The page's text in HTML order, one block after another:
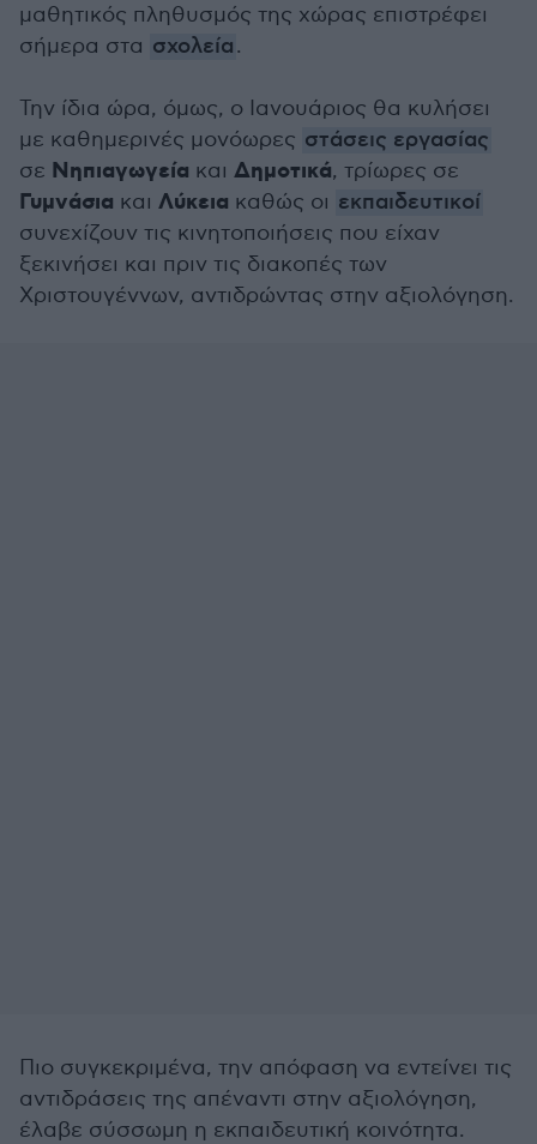
μαθητικός πληθυσμός της χώρας επιστρέφει
σήμερα στα σχολεία.
Την ίδια ώρα, όμως, ο Ιανουάριος θα κυλήσει
με καθημερινές μονόωρες στάσεις εργασίας
σε Νηπιαγωγεία και Δημοτικά, τρίωρες σε
Γυμνάσια και Λύκεια καθώς οι εκπαιδευτικοί
συνεχίζουν τις κινητοποιήσεις που είχαν
ξεκινήσει και πριν τις διακοπές των
Χριστουγέννων, αντιδρώντας στην αξιολόγηση.
Πιο συγκεκριμένα, την απόφαση να εντείνει τις
αντιδράσεις της απέναντι στην αξιολόγηση,
έλαβε σύσσωμη η εκπαιδευτική κοινότητα.